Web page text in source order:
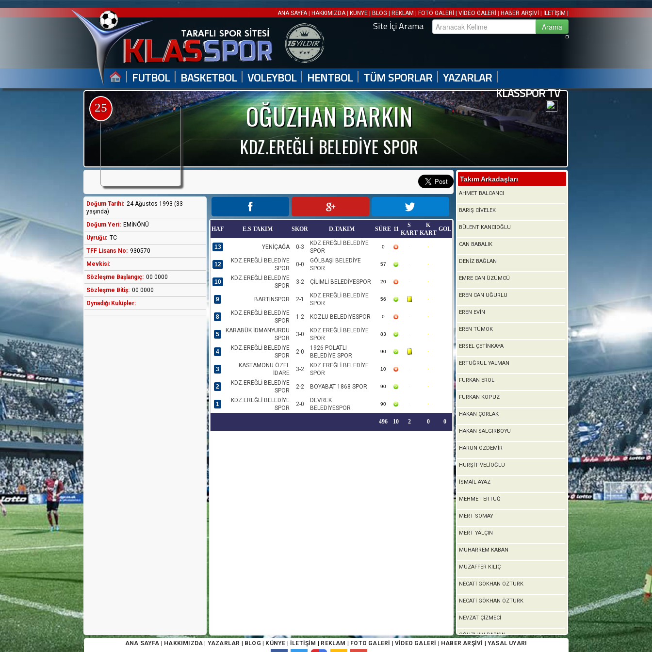
ANA SAYFA| HAKKIMIZDA| KÜNYE | BLOG | REKLAM | FOTO GALERİ | VİDEO GALERİ | HABER ARŞİVİ | İLETİŞİM |
Site İçi Arama
| FUTBOL | BASKETBOL | VOLEYBOL | HENTBOL | TÜM SPORLAR | YAZARLAR |
KLASSPOR TV
OĞUZHAN BARKIN
KDZ.EREĞLİ BELEDİYE SPOR
25
Doğum Tarihi: 24 Ağustos 1993 (33
yaşında)
Doğum Yeri: EMİNÖNÜ
Uyruğu: TC
TFF Lisans No: 930570
Mevkisi:
Sözleşme Başlangıç: 00 0000
Sözleşme Bitiş: 00 0000
Oynadığı Kulüpler:
HAF E.S TAKIM SKOR D.TAKIM SÜRE 11
S
KART
K
KART
GOL
13 YENİÇAĞA 0-3
KDZ.EREĞLİ BELEDİYE
SPOR
0
12
KDZ.EREĞLİ BELEDİYE
SPOR
0-0
GÖLBAŞI BELEDİYE
SPOR
57
10
KDZ.EREĞLİ BELEDİYE
SPOR
3-2 ÇİLİMLİ BELEDİYESPOR 20
9 BARTINSPOR 2-1
KDZ.EREĞLİ BELEDİYE
SPOR
56
8
KDZ.EREĞLİ BELEDİYE
SPOR
1-2 KOZLU BELEDİYESPOR 0
5
KARABÜK İDMANYURDU
SPOR
3-0
KDZ.EREĞLİ BELEDİYE
SPOR
83
4
KDZ.EREĞLİ BELEDİYE
SPOR
2-0
1926 POLATLI
BELEDİYE SPOR
90
3
KASTAMONU ÖZEL
İDARE
3-2
KDZ.EREĞLİ BELEDİYE
SPOR
10
2
KDZ.EREĞLİ BELEDİYE
SPOR
2-2 BOYABAT 1868 SPOR 90
1
KDZ.EREĞLİ BELEDİYE
SPOR
2-0
DEVREK
BELEDİYESPOR
90
496 10 2 0 0
Takım Arkadaşları
AHMET BALCANCI
BARIŞ CİVELEK
BÜLENT KANCIOĞLU
CAN BABALIK
DENİZ BAĞLAN
EMRE CAN ÜZÜMCÜ
EREN CAN UĞURLU
EREN EVİN
EREN TÜMOK
ERSEL ÇETİNKAYA
ERTUĞRUL YALMAN
FURKAN EROL
FURKAN KOPUZ
HAKAN ÇORLAK
HAKAN SALGIRBOYU
HARUN ÖZDEMİR
HURŞİT VELİOĞLU
İSMAİL AYAZ
MEHMET ERTUĞ
MERT SOMAY
MERT YALÇIN
MUHARREM KABAN
MUZAFFER KILIÇ
NECATİ GÖKHAN ÖZTÜRK
NECATİ GÖKHAN ÖZTÜRK
NEVZAT ÇİZMECİ
OĞUZHAN BARKIN
ANA SAYFA HAKKIMIZDA YAZARLAR BLOG KÜNYE İLETİŞİM REKLAM FOTO GALERİ VİDEO GALERİ HABER ARŞİVİ YASAL UYARI